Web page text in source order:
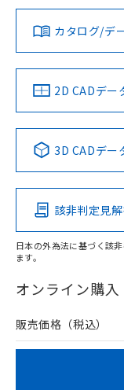
ダウンロードデータ
みください。
ソフトウェアの使用
対応済み
中国 RoHS 注意
Pb
在庫等で未対応品
問い合わせくださ
カタログ/デ
2D CADデー
3D CADデー
該非判定見
日本の外為法に基づく該
ます。
オンライン購入
販売価格（税込）